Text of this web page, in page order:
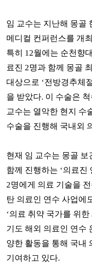
임 교수는 지난해 몽골
메디컬 컨퍼런스를 개
특히 12월에는 순천향
료진2명과 함께 몽골
대상으로 ‘전방경추체
을 받았다. 이 수술은
교수는 열악한 현지 수
수술을 진행해 국내외
현재 임 교수는 몽골
함께 진행하는 ‘의료진
2명에게 의료 기술을
탄 의료인 연수 사업에
‘의료 취약 국가를 위한
기도 해외 의료인 연수
양한 활동을 통해 국내
기여하고 있다.